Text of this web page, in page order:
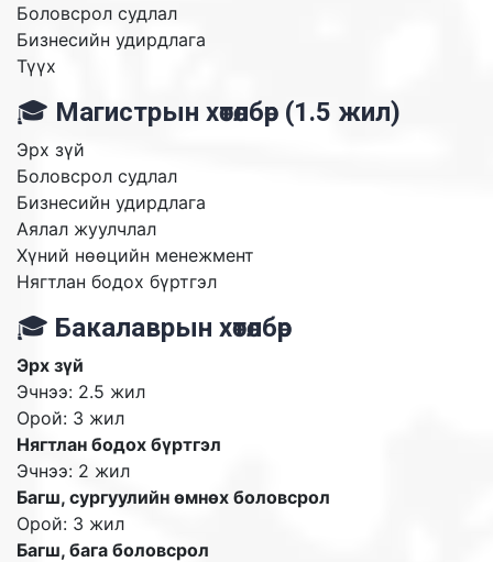
Боловсрол судлал
Бизнесийн удирдлага
Түүх
🎓 Магистрын хөтөлбөр (1.5 жил)
Эрх зүй
Боловсрол судлал
Бизнесийн удирдлага
Аялал жуулчлал
Хүний нөөцийн менежмент
Нягтлан бодох бүртгэл
🎓 Бакалаврын хөтөлбөр
Эрх зүй
Эчнээ: 2.5 жил
Орой: 3 жил
Нягтлан бодох бүртгэл
Эчнээ: 2 жил
Багш, сургуулийн өмнөх боловсрол
Орой: 3 жил
Багш, бага боловсрол